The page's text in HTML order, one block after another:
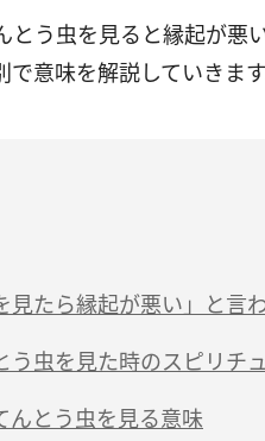
とう虫を見ると縁起が悪
意味を解説していきます
見たら縁起が悪い」と言
う虫を見た時のスピリチ
とう虫は「仕事運アップ」
んとう虫を見る意味